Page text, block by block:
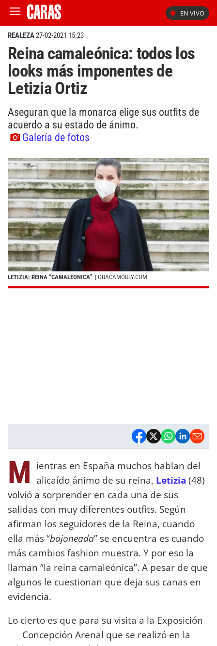
EN VIVO
REALEZA27-02-2021 15:23
Reina camaleónica: todos los
looks más imponentes de
Letizia Ortiz
Aseguran que la monarca elige sus outfits de
acuerdo a su estado de ánimo.
Galería de fotos
LETIZIA: REINA “CAMALEONICA” | GUACAMOULY.COM
M ientras en España muchos hablan del
alicaído ánimo de su reina, Letizia (48)
volvió a sorprender en cada una de sus
salidas con muy diferentes outfits. Según
afirman los seguidores de la Reina, cuando
ella más “bajoneada” se encuentra es cuando
más cambios fashion muestra. Y por eso la
llaman “la reina camaleónica”. A pesar de que
algunos le cuestionan que deja sus canas en
evidencia.
Lo cierto es que para su visita a la Exposición
Concepción Arenal que se realizó en la